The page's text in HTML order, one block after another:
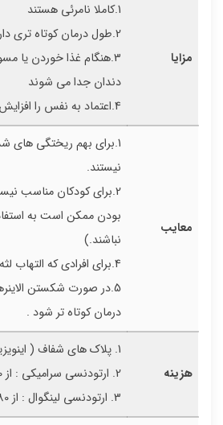
مزایا
1.کاملا نامرئی هستند
2.طول درمان کوتاه تری دارند
3.هنگام غذا خوردن یا
دندان جدا می شوند
4.اعتماد به نفس را افزایش می دهند .
معایب
1.برای بهم ریختگی های
نیستند.
2.برای کودکان مناسب
نباشند.)
4.برای افرادی که التهاب لثه دارند مناسب نیست.
5.در صورت شکستن
درمان کوتاه تر شود .
هزینه
1. پلاک های شفاف ( اینویزیلاین ):
2. ارتودنسی سرامیکی : از 50 برای هر فک
3. ارتودنسی لینگوال : از 80 برای هر فک